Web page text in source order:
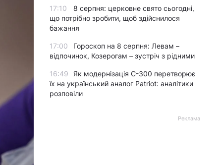
17:10
8 серпня: церковне свято сьогодні,
що потрібно зробити, щоб здійснилося
бажання
17:00
Гороскоп на 8 серпня: Левам –
відпочинок, Козерогам – зустріч з рідними
16:49
Як модернізація С-300 перетворює
їх на український аналог Patriot: аналітики
розповіли
Реклама